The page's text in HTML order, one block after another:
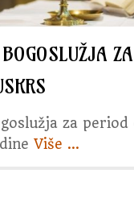
za period
Više about
…